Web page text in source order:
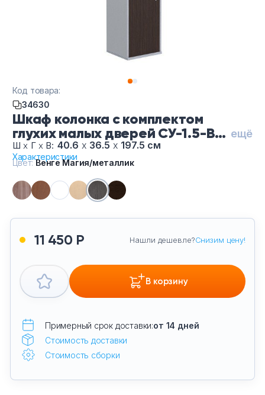
Шкаф колонка с комплектом
глухих малых дверей СУ-1.5-Ве
Магияметаллик, цвет Венге
Магия/металлик
ещё
Шх Г х В: 40.6 х 36.5 х 197.5 см
Характеристики
Код товара:
34630
11 450 Р Нашли дешевле?Снизим цену!
В корзину
Примерный срок доставки:от 14 дней
Стоимость доставки
Стоимость сборки
Цвет:Венге Магия/металлик
Обеденная зона
Искусственные растения
Кашпо